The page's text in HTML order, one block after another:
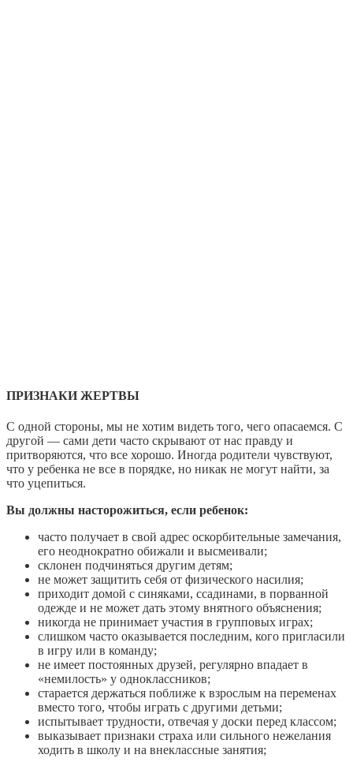
ПРИЗНАКИ ЖЕРТВЫ
С одной стороны, мы не хотим видеть того, чего опасаемся. С
другой — сами дети часто скрывают от нас правду и
притворяются, что все хорошо. Иногда родители чувствуют,
что у ребенка не все в порядке, но никак не могут найти, за
что уцепиться.
Вы должны насторожиться, если ребенок:
часто получает в свой адрес оскорбительные замечания,
его неоднократно обижали и высмеивали;
склонен подчиняться другим детям;
не может защитить себя от физического насилия;
приходит домой с синяками, ссадинами, в порванной
одежде и не может дать этому внятного объяснения;
никогда не принимает участия в групповых играх;
слишком часто оказывается последним, кого пригласили
в игру или в команду;
не имеет постоянных друзей, регулярно впадает в
«немилость» у одноклассников;
старается держаться поближе к взрослым на переменах
вместо того, чтобы играть с другими детьми;
испытывает трудности, отвечая у доски перед классом;
выказывает признаки страха или сильного нежелания
ходить в школу и на внеклассные занятия;